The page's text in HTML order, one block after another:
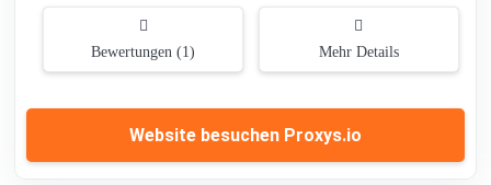
Bewertungen (1) Mehr Details
Website besuchen Proxys.io